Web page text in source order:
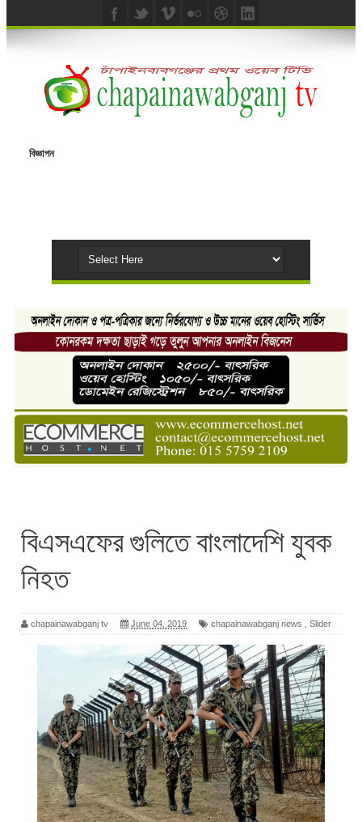
বিজ্ঞাপন
বিএসএফের গুলিতে বাংলাদেশি যুবক
নিহত
chapainawabganj tv June 04, 2019 chapainawabganj news Slider